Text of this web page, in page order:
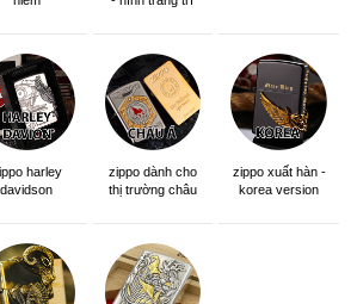
harley
davidson
zippo dành cho
thị trường châu
zippo xuất hàn -
korea version